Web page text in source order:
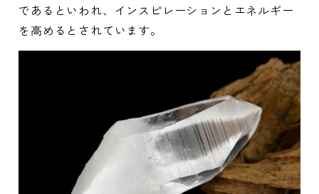
であるといわれ、インスピレーションとエネルギー
を高めるとされています。